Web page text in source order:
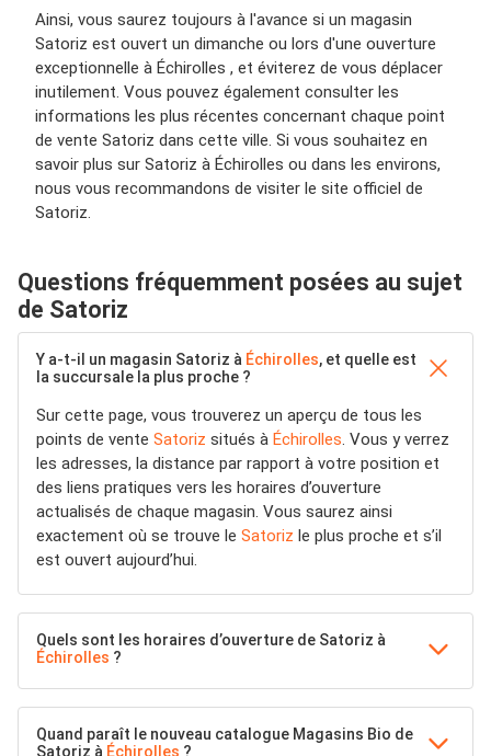
Ainsi, vous saurez toujours à l'avance si un magasin
Satoriz est ouvert un dimanche ou lors d'une ouverture
exceptionnelle à Échirolles , et éviterez de vous déplacer
inutilement. Vous pouvez également consulter les
informations les plus récentes concernant chaque point
de vente Satoriz dans cette ville. Si vous souhaitez en
savoir plus sur Satoriz à Échirolles ou dans les environs,
nous vous recommandons de visiter le site officiel de
Satoriz.
Questions fréquemment posées au sujet
de Satoriz
Y a-t-il un magasin Satoriz à Échirolles, et quelle est
la succursale la plus proche ?
Sur cette page, vous trouverez un aperçu de tous les
points de vente Satoriz situés à Échirolles. Vous y verrez
les adresses, la distance par rapport à votre position et
des liens pratiques vers les horaires d’ouverture
actualisés de chaque magasin. Vous saurez ainsi
exactement où se trouve le Satoriz le plus proche et s’il
est ouvert aujourd’hui.
Quels sont les horaires d’ouverture de Satoriz à
Échirolles ?
Quand paraît le nouveau catalogue Magasins Bio de
Satoriz à Échirolles ?